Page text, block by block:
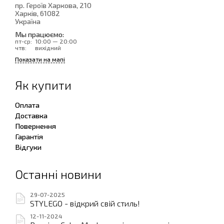
пр. Героїв Харкова, 210
Харків, 61082
Україна
Мы працюємо:
пт-ср: 10:00 — 20:00
чтв:
вихідний
Показати на мапі
Як купити
Оплата
Доставка
Повернення
Гарантія
Відгуки
Останні новини
29-07-2025
STYLEGO - відкрий свій стиль!
12-11-2024